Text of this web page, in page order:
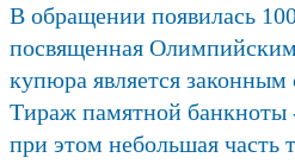
В обращении появилась
посвященная
купюра является законным
Тираж памятной
при этом небольшая часть